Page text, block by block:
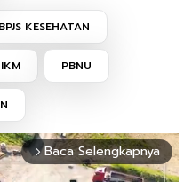
BPJS KESEHATAN
IKM PBNU
arrow_forward_ios Baca Selengkapnya